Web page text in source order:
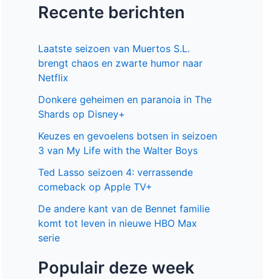
Recente berichten
Laatste seizoen van Muertos S.L.
brengt chaos en zwarte humor naar
Netflix
Donkere geheimen en paranoia in The
Shards op Disney+
Keuzes en gevoelens botsen in seizoen
3 van My Life with the Walter Boys
Ted Lasso seizoen 4: verrassende
comeback op Apple TV+
De andere kant van de Bennet familie
komt tot leven in nieuwe HBO Max
serie
Populair deze week